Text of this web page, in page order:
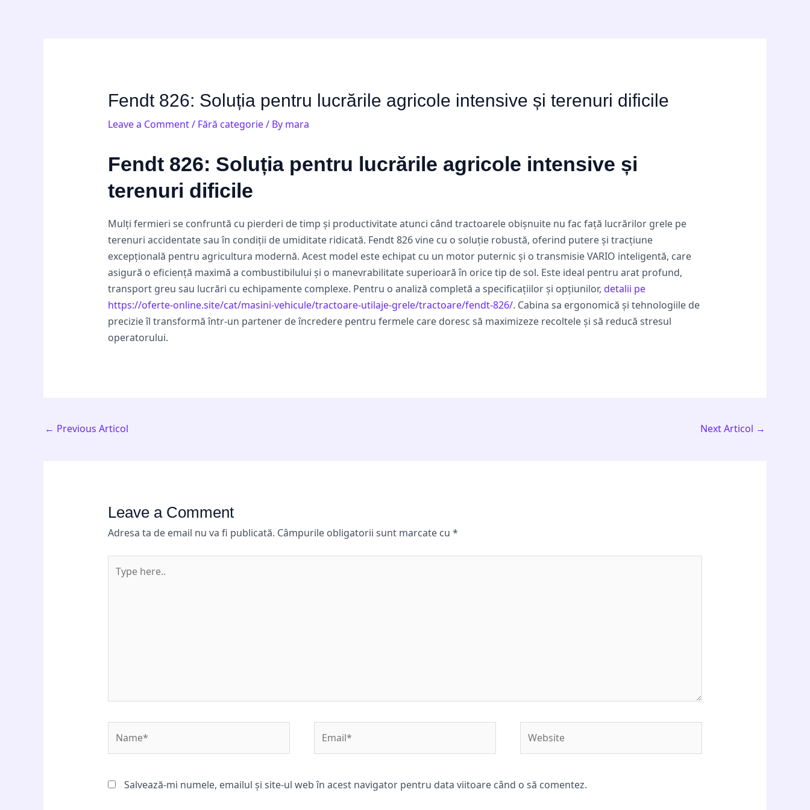
Fendt 826: Soluția pentru lucrările agricole intensive și terenuri dificile
Leave a Comment/ Fără categorie/ By mara
Fendt 826: Soluția pentru lucrările agricole intensive și
terenuri dificile
Mulți fermieri se confruntă cu pierderi de timp și productivitate atunci când tractoarele obișnuite nu fac față lucrărilor grele pe
terenuri accidentate sau în condiții de umiditate ridicată. Fendt 826 vine cu o soluție robustă, oferind putere și tracțiune
excepțională pentru agricultura modernă. Acest model este echipat cu un motor puternic și o transmisie VARIO inteligentă, care
asigură o eficiență maximă a combustibilului și o manevrabilitate superioară în orice tip de sol. Este ideal pentru arat profund,
transport greu sau lucrări cu echipamente complexe. Pentru o analiză completă a specificațiilor și opțiunilor, detalii pe
https://oferte-online.site/cat/masini-vehicule/tractoare-utilaje-grele/tractoare/fendt-826/. Cabina sa ergonomică și tehnologiile de
precizie îl transformă într-un partener de încredere pentru fermele care doresc să maximizeze recoltele și să reducă stresul
operatorului.
← Previous Articol Next Articol →
Leave a Comment
Adresa ta de email nu va fi publicată. Câmpurile obligatorii sunt marcate cu *
here..
Salvează-mi numele, emailul și site-ul web în acest navigator pentru data viitoare când o să comentez.